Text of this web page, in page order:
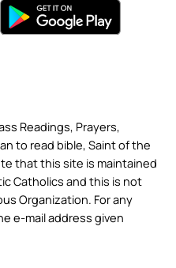
Readings, Prayers,
to read bible, Saint of the
that this site is maintained
Catholics and this is not
Organization. For any
e-mail address given